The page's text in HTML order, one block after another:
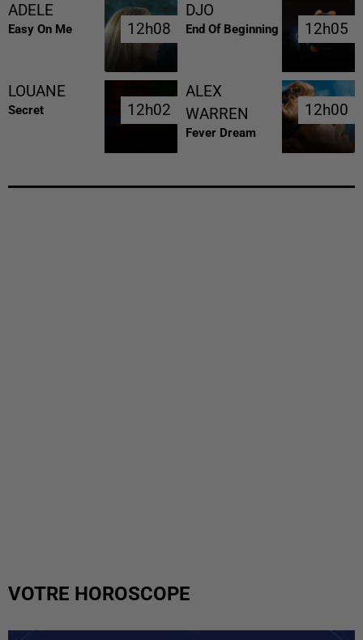
ADELE
Easy On Me 12h08
12h08
DJO
End Of Beginning 12h05
12h05
LOUANE
Secret 12h02
12h02
ALEX
WARREN
Fever Dream
12h00
12h00
VOTRE HOROSCOPE